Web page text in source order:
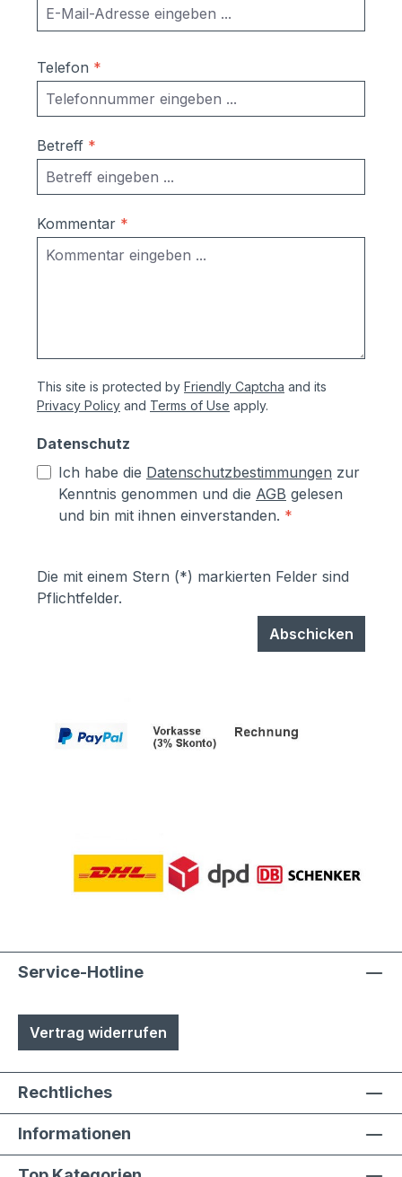
Telefon *
Betreff *
Kommentar *
This site is protected by Friendly Captcha and its
Privacy Policy and Terms of Use apply.
Datenschutz
Ich habe die Datenschutzbestimmungen zur
Kenntnis genommen und die AGB gelesen
und bin mit ihnen einverstanden. *
Die mit einem Stern (*) markierten Felder sind
Pflichtfelder.
Abschicken
Service-Hotline
Vertrag widerrufen
Rechtliches
Informationen